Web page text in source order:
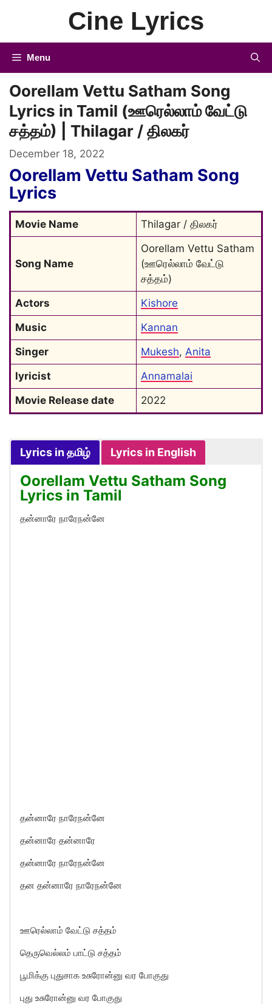
Cine Lyrics
Menu
Oorellam Vettu Satham Song
Lyrics in Tamil (ஊரெல்லாம் வேட்டு
சத்தம்) | Thilagar / திலகர்
December 18, 2022
Oorellam Vettu Satham Song
Lyrics
Movie Name Thilagar / திலகர்
Song Name
Oorellam Vettu Satham
(ஊரெல்லாம் வேட்டு
சத்தம்)
Actors
Kishore
Music
Kannan
Singer
Mukesh, Anita
lyricist
Annamalai
Movie Release date
2022
Lyrics in தமிழ் Lyrics in English
Oorellam Vettu Satham Song
Lyrics in Tamil
தன்னாரே நாரேநன்னே
தன்னாரே நாரேநன்னே
தன்னாரே தன்னாரே
தன்னாரே நாரேநன்னே
தன தன்னாரே நாரேநன்னே
ஊரெல்லாம் வேட்டு சத்தம்
தெருவெல்லம் பாட்டு சத்தம்
பூமிக்கு புதுசாக உசுரோன்னு வர போகுது
புது உசுரோன்னு வர போகுது